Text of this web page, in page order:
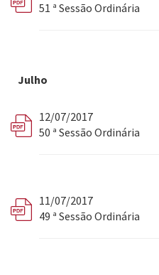
51 ª Sessão Ordinária
Julho
12/07/2017
50 ª Sessão Ordinária
11/07/2017
49 ª Sessão Ordinária